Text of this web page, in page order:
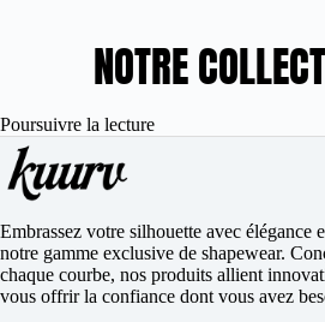
NOTRE
Poursuivre la lecture
Embrassez votre silhouette avec élégance
notre gamme exclusive de shapewear.
chaque courbe, nos produits allient
vous offrir la confiance dont vous avez